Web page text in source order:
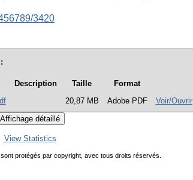
3420
Description Taille
Format
20,87 MB Adobe PDF Voir/Ouvrir
View Statistics
protégés par copyright, avec tous droits réservés.